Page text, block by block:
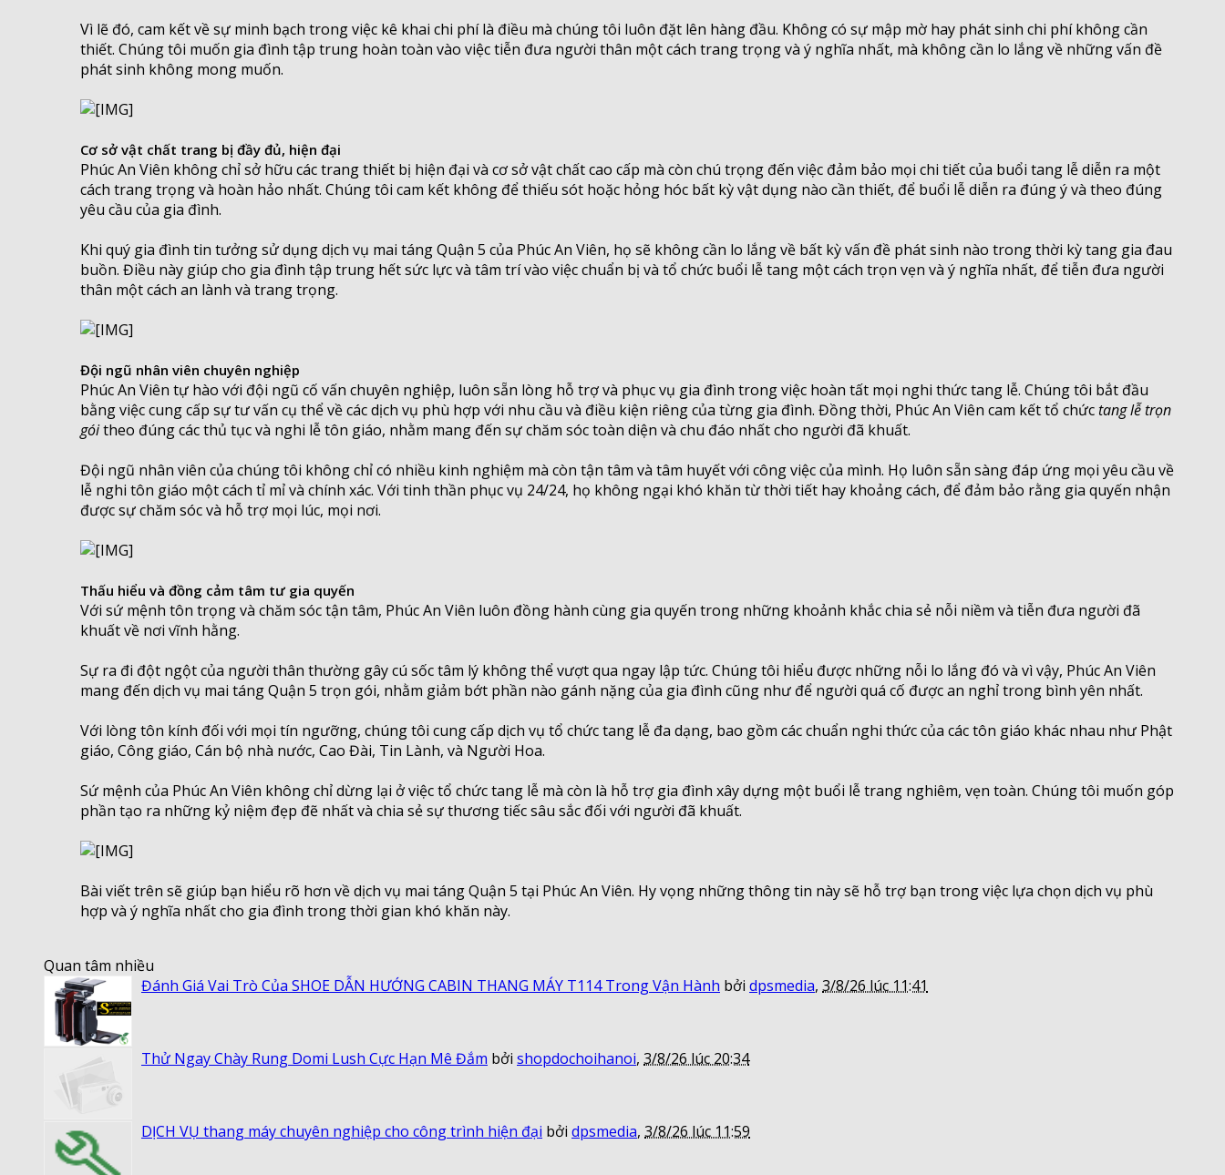
Vì lẽ đó, cam kết về sự minh bạch trong việc kê khai chi phí là điều mà chúng tôi luôn đặt lên hàng đầu. Không có sự mập mờ hay phát sinh chi phí không cần
thiết. Chúng tôi muốn gia đình tập trung hoàn toàn vào việc tiễn đưa người thân một cách trang trọng và ý nghĩa nhất, mà không cần lo lắng về những vấn đề
phát sinh không mong muốn.
Cơ sở vật chất trang bị đầy đủ, hiện đại
Phúc An Viên không chỉ sở hữu các trang thiết bị hiện đại và cơ sở vật chất cao cấp mà còn chú trọng đến việc đảm bảo mọi chi tiết của buổi tang lễ diễn ra một
cách trang trọng và hoàn hảo nhất. Chúng tôi cam kết không để thiếu sót hoặc hỏng hóc bất kỳ vật dụng nào cần thiết, để buổi lễ diễn ra đúng ý và theo đúng
yêu cầu của gia đình.
Khi quý gia đình tin tưởng sử dụng dịch vụ mai táng Quận 5 của Phúc An Viên, họ sẽ không cần lo lắng về bất kỳ vấn đề phát sinh nào trong thời kỳ tang gia đau
buồn. Điều này giúp cho gia đình tập trung hết sức lực và tâm trí vào việc chuẩn bị và tổ chức buổi lễ tang một cách trọn vẹn và ý nghĩa nhất, để tiễn đưa người
thân một cách an lành và trang trọng.
Đội ngũ nhân viên chuyên nghiệp
Phúc An Viên tự hào với đội ngũ cố vấn chuyên nghiệp, luôn sẵn lòng hỗ trợ và phục vụ gia đình trong việc hoàn tất mọi nghi thức tang lễ. Chúng tôi bắt đầu
bằng việc cung cấp sự tư vấn cụ thể về các dịch vụ phù hợp với nhu cầu và điều kiện riêng của từng gia đình. Đồng thời, Phúc An Viên cam kết tổ chứctang lễ trọn
góitheo đúng các thủ tục và nghi lễ tôn giáo, nhằm mang đến sự chăm sóc toàn diện và chu đáo nhất cho người đã khuất.
Đội ngũ nhân viên của chúng tôi không chỉ có nhiều kinh nghiệm mà còn tận tâm và tâm huyết với công việc của mình. Họ luôn sẵn sàng đáp ứng mọi yêu cầu về
lễ nghi tôn giáo một cách tỉ mỉ và chính xác. Với tinh thần phục vụ 24/24, họ không ngại khó khăn từ thời tiết hay khoảng cách, để đảm bảo rằng gia quyến nhận
được sự chăm sóc và hỗ trợ mọi lúc, mọi nơi.
Thấu hiểu và đồng cảm tâm tư gia quyến
Với sứ mệnh tôn trọng và chăm sóc tận tâm, Phúc An Viên luôn đồng hành cùng gia quyến trong những khoảnh khắc chia sẻ nỗi niềm và tiễn đưa người đã
khuất về nơi vĩnh hằng.
Sự ra đi đột ngột của người thân thường gây cú sốc tâm lý không thể vượt qua ngay lập tức. Chúng tôi hiểu được những nỗi lo lắng đó và vì vậy, Phúc An Viên
mang đến dịch vụ mai táng Quận 5 trọn gói, nhằm giảm bớt phần nào gánh nặng của gia đình cũng như để người quá cố được an nghỉ trong bình yên nhất.
Với lòng tôn kính đối với mọi tín ngưỡng, chúng tôi cung cấp dịch vụ tổ chức tang lễ đa dạng, bao gồm các chuẩn nghi thức của các tôn giáo khác nhau như Phật
giáo, Công giáo, Cán bộ nhà nước, Cao Đài, Tin Lành, và Người Hoa.
Sứ mệnh của Phúc An Viên không chỉ dừng lại ở việc tổ chức tang lễ mà còn là hỗ trợ gia đình xây dựng một buổi lễ trang nghiêm, vẹn toàn. Chúng tôi muốn góp
phần tạo ra những kỷ niệm đẹp đẽ nhất và chia sẻ sự thương tiếc sâu sắc đối với người đã khuất.
Bài viết trên sẽ giúp bạn hiểu rõ hơn về dịch vụ mai táng Quận 5 tại Phúc An Viên. Hy vọng những thông tin này sẽ hỗ trợ bạn trong việc lựa chọn dịch vụ phù
hợp và ý nghĩa nhất cho gia đình trong thời gian khó khăn này.
Quan tâm nhiều
Đánh Giá Vai Trò Của SHOE DẪN HƯỚNG CABIN THANG MÁY T114 Trong Vận Hành bởi dpsmedia, 3/8/26 lúc 11:41
Thử Ngay Chày Rung Domi Lush Cực Hạn Mê Đắm bởi shopdochoihanoi, 3/8/26 lúc 20:34
DỊCH VỤ thang máy chuyên nghiệp cho công trình hiện đại bởi dpsmedia, 3/8/26 lúc 11:59